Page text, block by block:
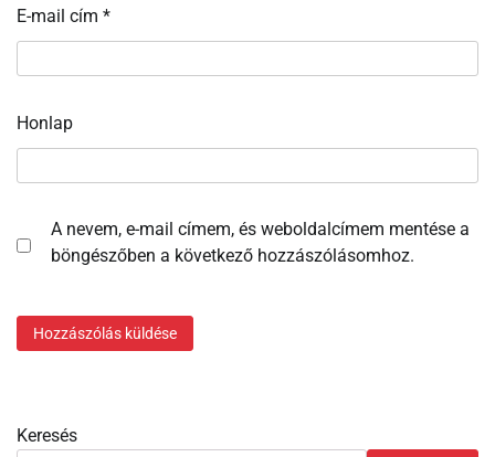
E-mail cím *
Honlap
A nevem, e-mail címem, és weboldalcímem mentése a
böngészőben a következő hozzászólásomhoz.
Keresés